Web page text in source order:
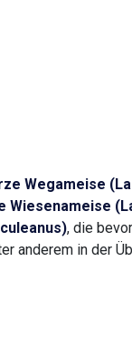
Wegameise
Wiesenameise
, die
anderem in der